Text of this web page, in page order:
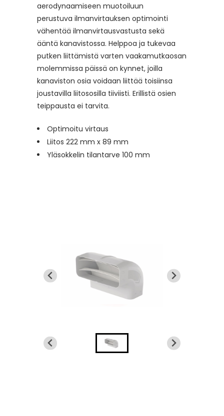
aerodynaamiseen muotoiluun
perustuva ilmanvirtauksen optimointi
vähentää ilmanvirtausvastusta sekä
ääntä kanavistossa. Helppoa ja tukevaa
putken liittämistä varten vaakamutkaosan
molemmissa päissä on kynnet, joilla
kanaviston osia voidaan liittää toisiinsa
joustavilla liitososilla tiiviisti. Erillistä osien
teippausta ei tarvita.
Optimoitu virtaus
Liitos 222 mm x 89 mm
Yläsokkelin tilantarve 100 mm